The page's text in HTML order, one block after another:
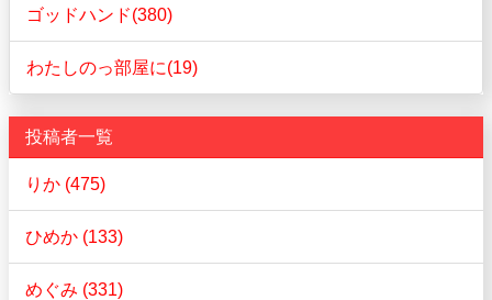
ゴッドハンド(380)
わたしのっ部屋に(19)
投稿者一覧
りか (475)
ひめか (133)
めぐみ (331)